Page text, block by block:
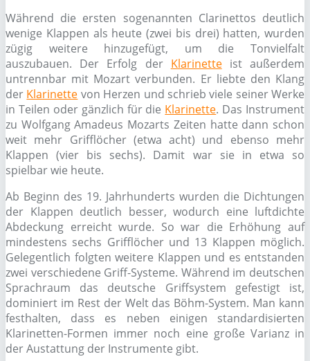
Während die ersten sogenannten Clarinettos deutlich
wenige Klappen als heute (zwei bis drei) hatten, wurden
zügig weitere hinzugefügt, um die Tonvielfalt
auszubauen. Der Erfolg der Klarinetteist außerdem
untrennbar mit Mozart verbunden. Er liebte den Klang
der Klarinette von Herzen und schrieb viele seiner Werke
in Teilen oder gänzlich für die Klarinette. Das Instrument
zu Wolfgang Amadeus Mozarts Zeiten hatte dann schon
weit mehr Grifflöcher (etwa acht) und ebenso mehr
Klappen (vier bis sechs). Damit war sie in etwa so
spielbar wie heute.
Ab Beginn des 19. Jahrhunderts wurden die Dichtungen
der Klappen deutlich besser, wodurch eine luftdichte
Abdeckung erreicht wurde. So war die Erhöhung auf
mindestens sechs Grifflöcher und 13 Klappen möglich.
Gelegentlich folgten weitere Klappen und es entstanden
zwei verschiedene Griff-Systeme. Während im deutschen
Sprachraum das deutsche Griffsystem gefestigt ist,
dominiert im Rest der Welt das Böhm-System. Man kann
festhalten, dass es neben einigen standardisierten
Klarinetten-Formen immer noch eine große Varianz in
der Austattung der Instrumente gibt.